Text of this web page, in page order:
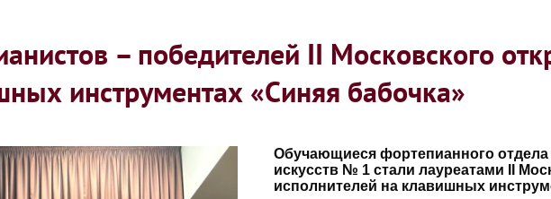
– победителей II Московского
инструментах «Синяя бабочка»
Обучающиеся фортепианного
искусств № 1 стали лауреатами II
исполнителей на клавишных